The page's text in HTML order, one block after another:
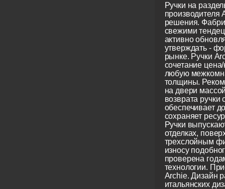
Ручки на
производителя
решения.
свежими
активно
утверждать -
рынке. Ручки
сочетание
любую
толщины.
на двери
возврата ручки
обеспечивает
сохраняет
Ручки
отделках,
трехслойным
износу
проверена
технологии.
Archie. Дизайн
итальянских